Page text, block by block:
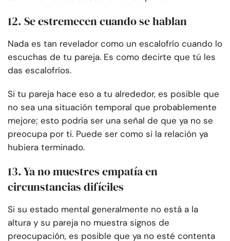
12. Se estremecen cuando se hablan
Nada es tan revelador como un escalofrío cuando lo
escuchas de tu pareja. Es como decirte que tú les
das escalofríos.
Si tu pareja hace eso a tu alrededor, es posible que
no sea una situación temporal que probablemente
mejore; esto podría ser una señal de que ya no se
preocupa por ti. Puede ser como si la relación ya
hubiera terminado.
13. Ya no muestres empatía en
circunstancias difíciles
Si su estado mental generalmente no está a la
altura y su pareja no muestra signos de
preocupación, es posible que ya no esté contenta